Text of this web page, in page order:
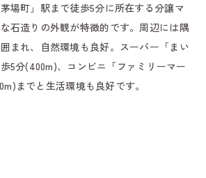
場町」駅まで徒歩5分に所在する分譲マ
石造りの外観が特徴的です。周辺には隅
まれ、自然環境も良好。スーパー「まい
5分(400m)、コンビニ「ファミリーマー
までと生活環境も良好です。